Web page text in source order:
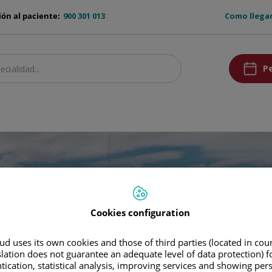
900 301 013
al paciente:
ruber-
Como
ruber-
pedirCita
Cookies configuration
uses its own cookies and those of third parties (located in
does not guarantee an adequate level of data protection)
statistical analysis, improving services and showing